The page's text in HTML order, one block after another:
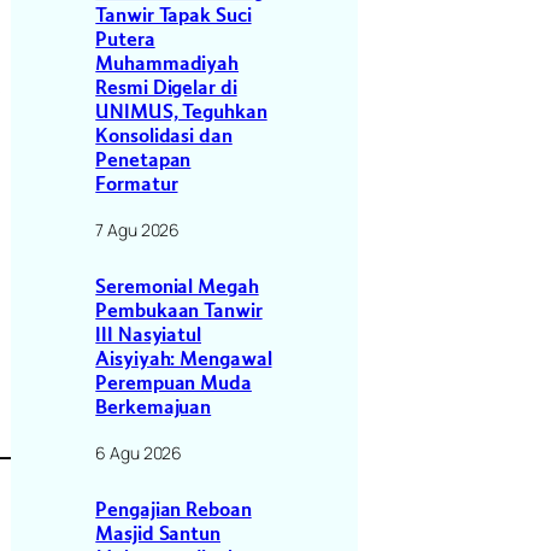
Tanwir Tapak Suci
Putera
Muhammadiyah
Resmi Digelar di
UNIMUS, Teguhkan
Konsolidasi dan
Penetapan
Formatur
7 Agu 2026
Seremonial Megah
Pembukaan Tanwir
III Nasyiatul
Aisyiyah: Mengawal
Perempuan Muda
Berkemajuan
6 Agu 2026
Pengajian Reboan
Masjid Santun